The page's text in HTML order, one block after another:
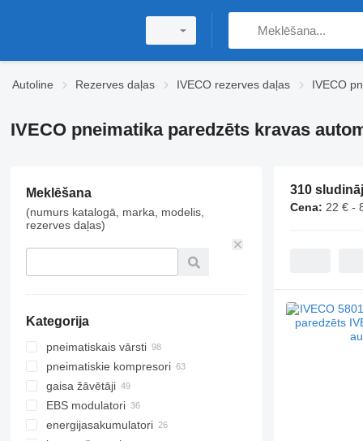
Autoline Rezerves daļas IVECO rezerves daļas IVECO
IVECO pneimatika paredzēts kravas
Meklēšana
(numurs katalogā, marka, modelis,
rezerves daļas)
Kategorija
pneimatiskais vārsti
pneimatiskie kompresori
gaisa žāvētāji
EBS modulatori
energijasakumulatori
310
Cena: 22 € -